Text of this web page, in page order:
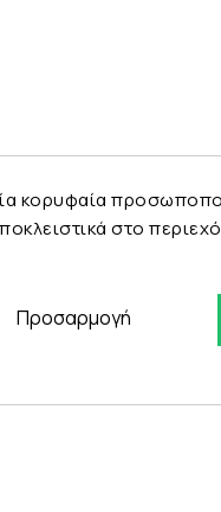
στο
Προσαρμογή